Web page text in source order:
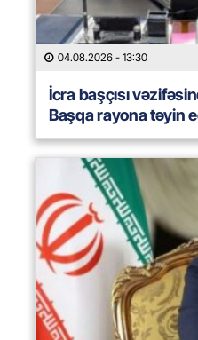
04.08.2026 - 13:30
İcra başçısı
Başqa rayona təyin